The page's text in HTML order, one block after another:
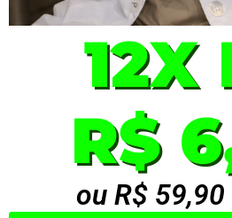
12X
R$
ou R$